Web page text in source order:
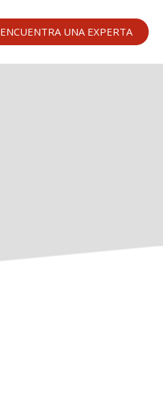
ENCUENTRA UNA EXPERTA